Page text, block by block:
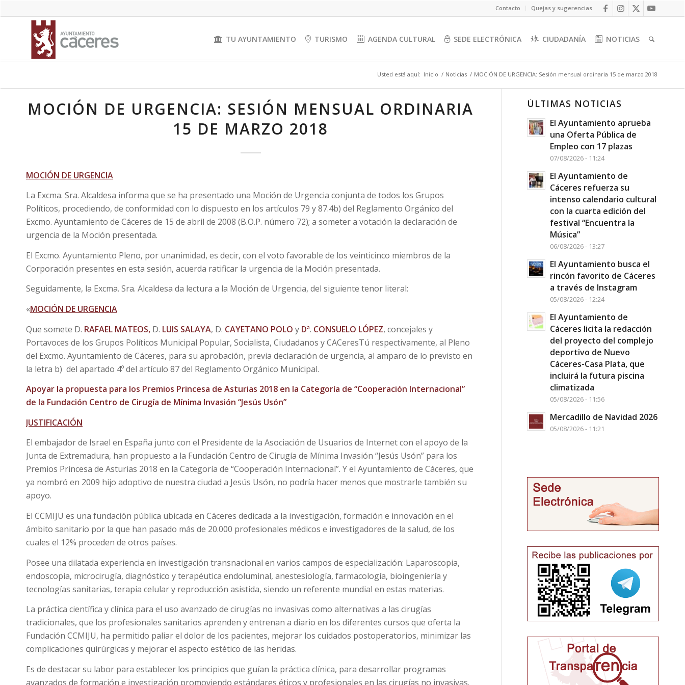
Contacto Quejas y sugerencias
TU AYUNTAMIENTO TURISMO AGENDA CULTURAL SEDE ELECTRÓNICA CIUDADANÍA NOTICIAS
Usted está aquí: Inicio / Noticias / MOCIÓN DE URGENCIA: Sesión mensual ordinaria 15 de marzo 2018
MOCIÓN DE URGENCIA: SESIÓN MENSUAL ORDINARIA
15 DE MARZO 2018
MOCIÓN DE URGENCIA
La Excma. Sra. Alcaldesa informa que se ha presentado una Moción de Urgencia conjunta de todos los Grupos
Políticos, procediendo, de conformidad con lo dispuesto en los artículos 79 y 87.4b) del Reglamento Orgánico del
Excmo. Ayuntamiento de Cáceres de 15 de abril de 2008 (B.O.P. número 72); a someter a votación la declaración de
urgencia de la Moción presentada.
El Excmo. Ayuntamiento Pleno, por unanimidad, es decir, con el voto favorable de los veinticinco miembros de la
Corporación presentes en esta sesión, acuerda ratificar la urgencia de la Moción presentada.
Seguidamente, la Excma. Sra. Alcaldesa da lectura a la Moción de Urgencia, del siguiente tenor literal:
«MOCIÓN DE URGENCIA
Que somete D. RAFAEL MATEOS, D. LUIS SALAYA, D. CAYETANO POLO y Dª. CONSUELO LÓPEZ, concejales y
Portavoces de los Grupos Políticos Municipal Popular, Socialista, Ciudadanos y CACeresTú respectivamente, al Pleno
del Excmo. Ayuntamiento de Cáceres, para su aprobación, previa declaración de urgencia, al amparo de lo previsto en
la letra b) del apartado 4º del artículo 87 del Reglamento Orgánico Municipal.
Apoyar la propuesta para los Premios Princesa de Asturias 2018 en la Categoría de “Cooperación Internacional”
de la Fundación Centro de Cirugía de Mínima Invasión “Jesús Usón”
JUSTIFICACIÓN
El embajador de Israel en España junto con el Presidente de la Asociación de Usuarios de Internet con el apoyo de la
Junta de Extremadura, han propuesto a la Fundación Centro de Cirugía de Mínima Invasión “Jesús Usón” para los
Premios Princesa de Asturias 2018 en la Categoría de “Cooperación Internacional”. Y el Ayuntamiento de Cáceres, que
ya nombró en 2009 hijo adoptivo de nuestra ciudad a Jesús Usón, no podría hacer menos que mostrarle también su
apoyo.
El CCMIJU es una fundación pública ubicada en Cáceres dedicada a la investigación, formación e innovación en el
ámbito sanitario por la que han pasado más de 20.000 profesionales médicos e investigadores de la salud, de los
cuales el 12% proceden de otros países.
Posee una dilatada experiencia en investigación transnacional en varios campos de especialización: Laparoscopia,
endoscopia, microcirugía, diagnóstico y terapéutica endoluminal, anestesiología, farmacología, bioingeniería y
tecnologías sanitarias, terapia celular y reproducción asistida, siendo un referente mundial en estas materias.
La práctica científica y clínica para el uso avanzado de cirugías no invasivas como alternativas a las cirugías
tradicionales, que los profesionales sanitarios aprenden y entrenan a diario en los diferentes cursos que oferta la
Fundación CCMIJU, ha permitido paliar el dolor de los pacientes, mejorar los cuidados postoperatorios, minimizar las
complicaciones quirúrgicas y mejorar el aspecto estético de las heridas.
Es de destacar su labor para establecer los principios que guían la práctica clínica, para desarrollar programas
avanzados de formación e investigación promoviendo estándares éticos y profesionales en las cirugías no invasivas.
ÚLTIMAS NOTICIAS
El Ayuntamiento aprueba
una Oferta Pública de
Empleo con 17 plazas
07/08/2026 - 11:24
El Ayuntamiento de
Cáceres refuerza su
intenso calendario cultural
con la cuarta edición del
festival “Encuentra la
Música”
06/08/2026 - 13:27
El Ayuntamiento busca el
rincón favorito de Cáceres
a través de Instagram
05/08/2026 - 12:24
El Ayuntamiento de
Cáceres licita la redacción
del proyecto del complejo
deportivo de Nuevo
Cáceres-Casa Plata, que
incluirá la futura piscina
climatizada
05/08/2026 - 11:56
Mercadillo de Navidad 2026
05/08/2026 - 11:21